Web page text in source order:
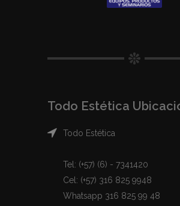
Todo Estética
Todo Estética
Tel: (+57) (6) - 7341420
Cel: (+57) 316 825 9948
Whatsapp 316 825 99 48